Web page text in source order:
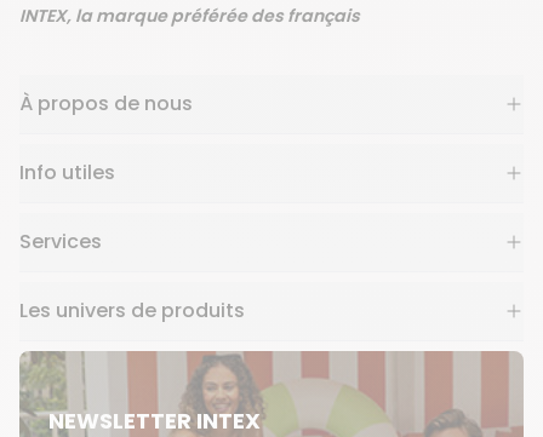
INTEX, la marque préférée des français
À propos de nous
Info utiles
Services
Les univers de produits
NEWSLETTER INTEX